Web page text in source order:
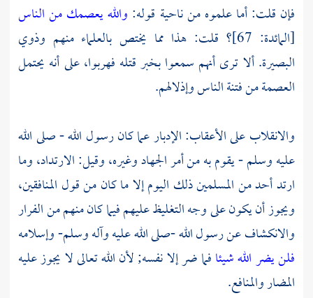
فإن قلت: أما علموه من ناحية قوله: والله يعصمك من الناس
[المائدة: 67]؟ قلت: هذا مما يختص بالعلماء منهم وذوي
البصيرة. ألا ترى أنهم سمعوا بخبر قتله فهربوا، على أنه يحتمل
العصمة من فتنة الناس وإذلالهم.
والانقلاب على الأعقاب: الإدبار عما كان رسول الله - صلى الله
عليه وسلم - يقوم به من أمر الجهاد وغيره، وقيل: الارتداد، وما
ارتد أحد من المسلمين ذلك اليوم إلا ما كان من قول المنافقين،
ويجوز أن يكون على وجه التغليظ عليهم فيما كان منهم من الفرار
والانكشاف عن رسول الله -صلى الله عليه وآله وسلم- وإسلامه
فلن يضر الله شيئافما ضر إلا نفسه; لأن الله تعالى لا يجوز عليه
المضار والمنافع.